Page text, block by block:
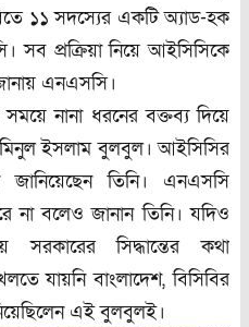
১১ সদস্যের একটি অ্যাড-হক
সব প্রক্রিয়া নিয়ে আইসিসিকে
এনএসসি।
নানা ধরনের বক্তব্য দিয়ে
ইসলাম বুলবুল। আইসিসির
তিনি। এনএসসি
না বলেও জানান তিনি। যদিও
সরকারের সিদ্ধান্তের কথা
যায়নি বাংলাদেশ, বিসিবির
এই বুলবুলই।